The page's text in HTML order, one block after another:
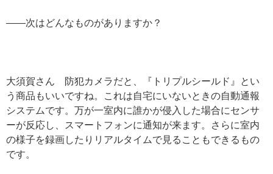
——次はどんなものがありますか？
大須賀さん 防犯カメラだと、『トリプルシールド』とい
う商品もいいですね。これは自宅にいないときの自動通報
システムです。万が一室内に誰かが侵入した場合にセンサ
ーが反応し、スマートフォンに通知が来ます。さらに室内
の様子を録画したりリアルタイムで見ることもできるもの
です。